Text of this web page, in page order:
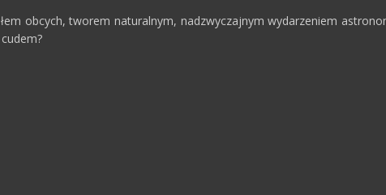
obcych, tworem naturalnym, nadzwyczajnym wydarzeniem